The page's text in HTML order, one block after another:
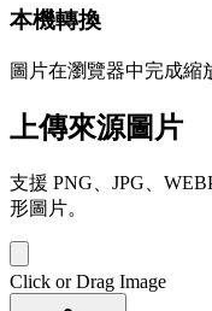
本機轉換
圖片在瀏覽器中完成縮
上傳來源圖片
支援 PNG、JPG、
形圖片。
Click or Drag Image